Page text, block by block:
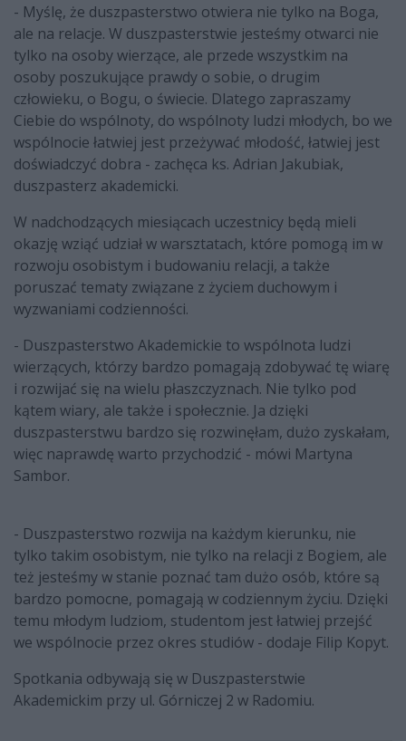
- Myślę, że duszpasterstwo otwiera nie tylko na Boga,
ale na relacje. W duszpasterstwie jesteśmy otwarci nie
tylko na osoby wierzące, ale przede wszystkim na
osoby poszukujące prawdy o sobie, o drugim
człowieku, o Bogu, o świecie. Dlatego zapraszamy
Ciebie do wspólnoty, do wspólnoty ludzi młodych, bo we
wspólnocie łatwiej jest przeżywać młodość, łatwiej jest
doświadczyć dobra - zachęca ks. Adrian Jakubiak,
duszpasterz akademicki.
W nadchodzących miesiącach uczestnicy będą mieli
okazję wziąć udział w warsztatach, które pomogą im w
rozwoju osobistym i budowaniu relacji, a także
poruszać tematy związane z życiem duchowym i
wyzwaniami codzienności.
- Duszpasterstwo Akademickie to wspólnota ludzi
wierzących, którzy bardzo pomagają zdobywać tę wiarę
i rozwijać się na wielu płaszczyznach. Nie tylko pod
kątem wiary, ale także i społecznie. Ja dzięki
duszpasterstwu bardzo się rozwinęłam, dużo zyskałam,
więc naprawdę warto przychodzić - mówi Martyna
Sambor.
- Duszpasterstwo rozwija na każdym kierunku, nie
tylko takim osobistym, nie tylko na relacji z Bogiem, ale
też jesteśmy w stanie poznać tam dużo osób, które są
bardzo pomocne, pomagają w codziennym życiu. Dzięki
temu młodym ludziom, studentom jest łatwiej przejść
we wspólnocie przez okres studiów - dodaje Filip Kopyt.
Spotkania odbywają się w Duszpasterstwie
Akademickim przy ul. Górniczej 2 w Radomiu.